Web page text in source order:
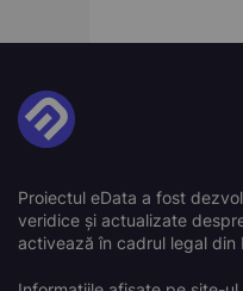
Proiectul eData a fost
veridice și actualizate
activează în cadrul legal din